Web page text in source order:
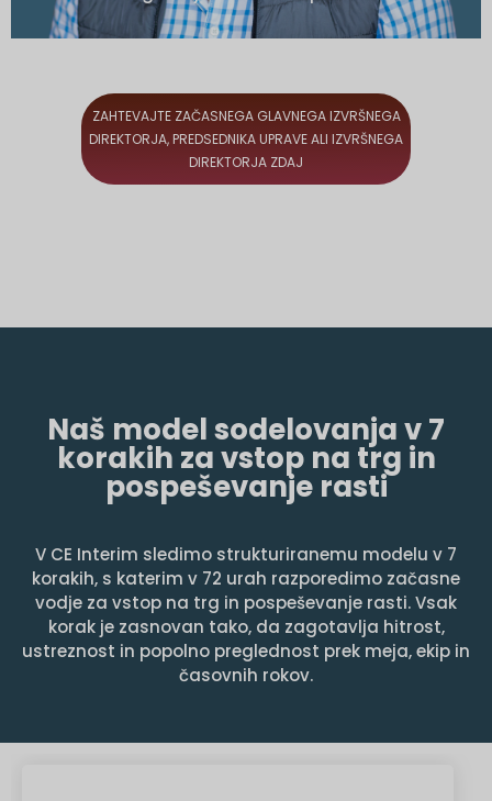
ZAHTEVAJTE ZAČASNEGA GLAVNEGA IZVRŠNEGA
DIREKTORJA, PREDSEDNIKA UPRAVE ALI IZVRŠNEGA
DIREKTORJA ZDAJ
Naš model sodelovanja v 7
korakih za vstop na trg in
pospeševanje rasti
V CE Interim sledimo strukturiranemu modelu v 7
korakih, s katerim v 72 urah razporedimo začasne
vodje za vstop na trg in pospeševanje rasti. Vsak
korak je zasnovan tako, da zagotavlja hitrost,
ustreznost in popolno preglednost prek meja, ekip in
časovnih rokov.